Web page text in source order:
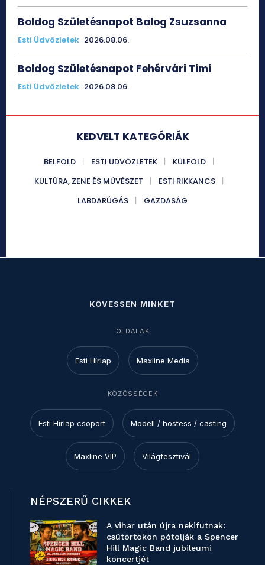
Boldog Születésnapot Balog Zsuzsanna
Esti Üdvözletek 2026.08.06.
Boldog Születésnapot Fehérvári Timi
Esti Üdvözletek 2026.08.06.
KEDVELT KATEGÓRIÁK
BELFÖLD ESTI ÜDVÖZLETEK
KÜLFÖLD
KULTÚRA, ZENE ÉS MŰVÉSZET
ESTI RIKKANCS
LABDARÚGÁS
GAZDASÁG
KÖVESSEN MINKET
OLDALAK
Esti Hírlap Maxline Media
KÖZÖSSÉGEK
Esti Hírlap csoport Modell / hostess / casting
Maxline VIP Világfesztivál
NÉPSZERŰ CIKKEK
A vihar után újra nekifutnak:
csütörtökön pótolják a Spencer
Hill Magic Band jubileumi
koncertjét